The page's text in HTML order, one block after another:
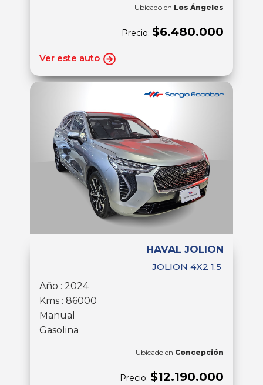
Ubicado en Los Ángeles
Precio: $6.480.000
Ver este auto
HAVAL JOLION
JOLION 4X2 1.5
Año : 2024
Kms : 86000
Manual
Gasolina
Ubicado en Concepción
Precio: $12.190.000